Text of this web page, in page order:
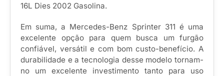
16L Dies 2002 Gasolina.
Em suma, a Mercedes-Benz Sprinter 311 é uma
excelente opção para quem busca um furgão
confiável, versátil e com bom custo-benefício. A
durabilidade e a tecnologia desse modelo tornam-
no um excelente investimento tanto para uso